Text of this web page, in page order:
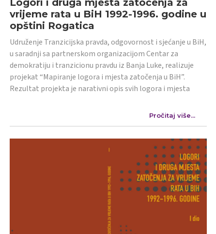
vrijeme rata u BiH 1992-1996. godine u
opštini Rogatica
Udruženje Tranzicijska pravda, odgovornost i sjećanje u BiH,
u saradnji sa partnerskom organizacijom Centar za
demokratiju i tranzicionu pravdu iz Banja Luke, realizuje
projekat “Mapiranje logora i mjesta zatočenja u BiH”.
Rezultat projekta je narativni opis svih logora i mjesta
Pročitaj više...